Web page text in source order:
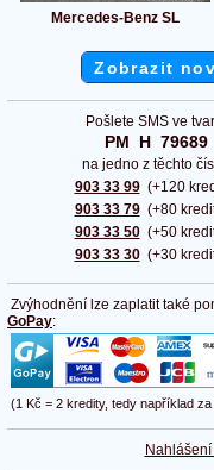
Mercedes-Benz SL
Zobrazit
Pošlete SMS ve
PM  H  79689
na jedno z těchto
903 33 99
903 33 79
903 33 50
903 33 30
(+120
(+80
(+50
(+30
Zvýhodnění lze zaplatit také
GoPay:
(1 Kč = 2 kredity, tedy například